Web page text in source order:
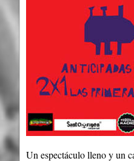
Un espectáculo lleno y un